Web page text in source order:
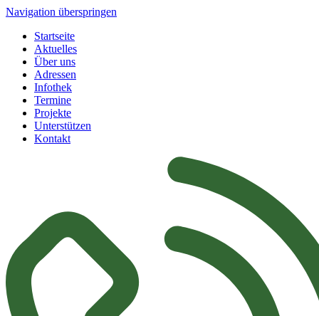
Navigation überspringen
Startseite
Aktuelles
Über uns
Adressen
Infothek
Termine
Projekte
Unterstützen
Kontakt